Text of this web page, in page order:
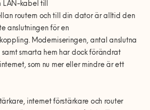
LAN-kabel till
routern och till din dator är alltid den
anslutningen för en
Moderniseringen, antal anslutna
smarta hem har dock förändrat
som nu mer eller mindre är ett
internet förstärkare och router